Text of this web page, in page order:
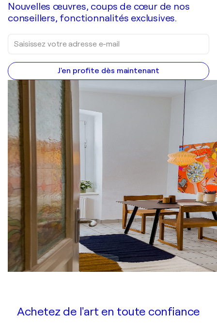
Nouvelles œuvres, coups de cœur de nos
conseillers, fonctionnalités exclusives.
J'en profite dès maintenant
Achetez de l'art en toute confiance